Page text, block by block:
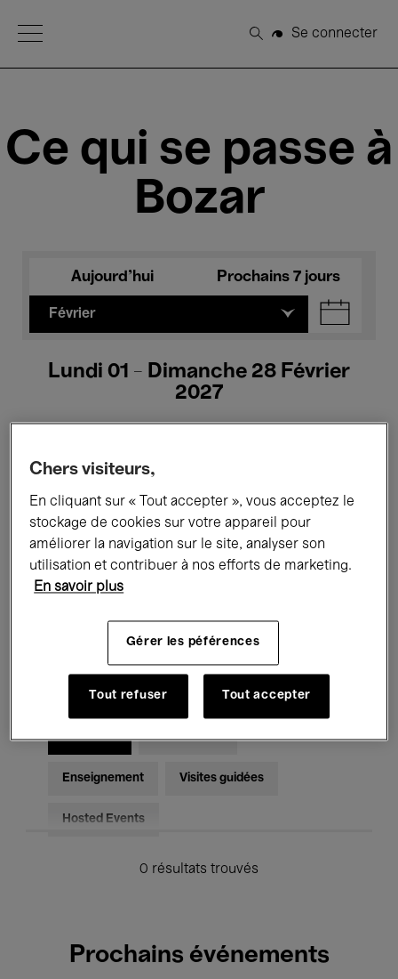
Open Menu
Rechercher
Se connecter
Ce qui se passe à
Bozar
Aujourd'hui Prochains 7 jours
Février
Lundi 01 - Dimanche 28 Février
2027
Tous les événements Concerts
Expositions Films Performances
Rencontres & Débats
Musique classique Global Music
Musique électronique
Pour tous Kids’ Palace
Enseignement Visites guidées
Hosted Events
0 résultats trouvés
Prochains événements
Chers visiteurs,
En cliquant sur « Tout accepter », vous acceptez le
stockage de cookies sur votre appareil pour
améliorer la navigation sur le site, analyser son
utilisation et contribuer à nos efforts de marketing.
En savoir plus
Gérer les péférences
Tout refuser Tout accepter